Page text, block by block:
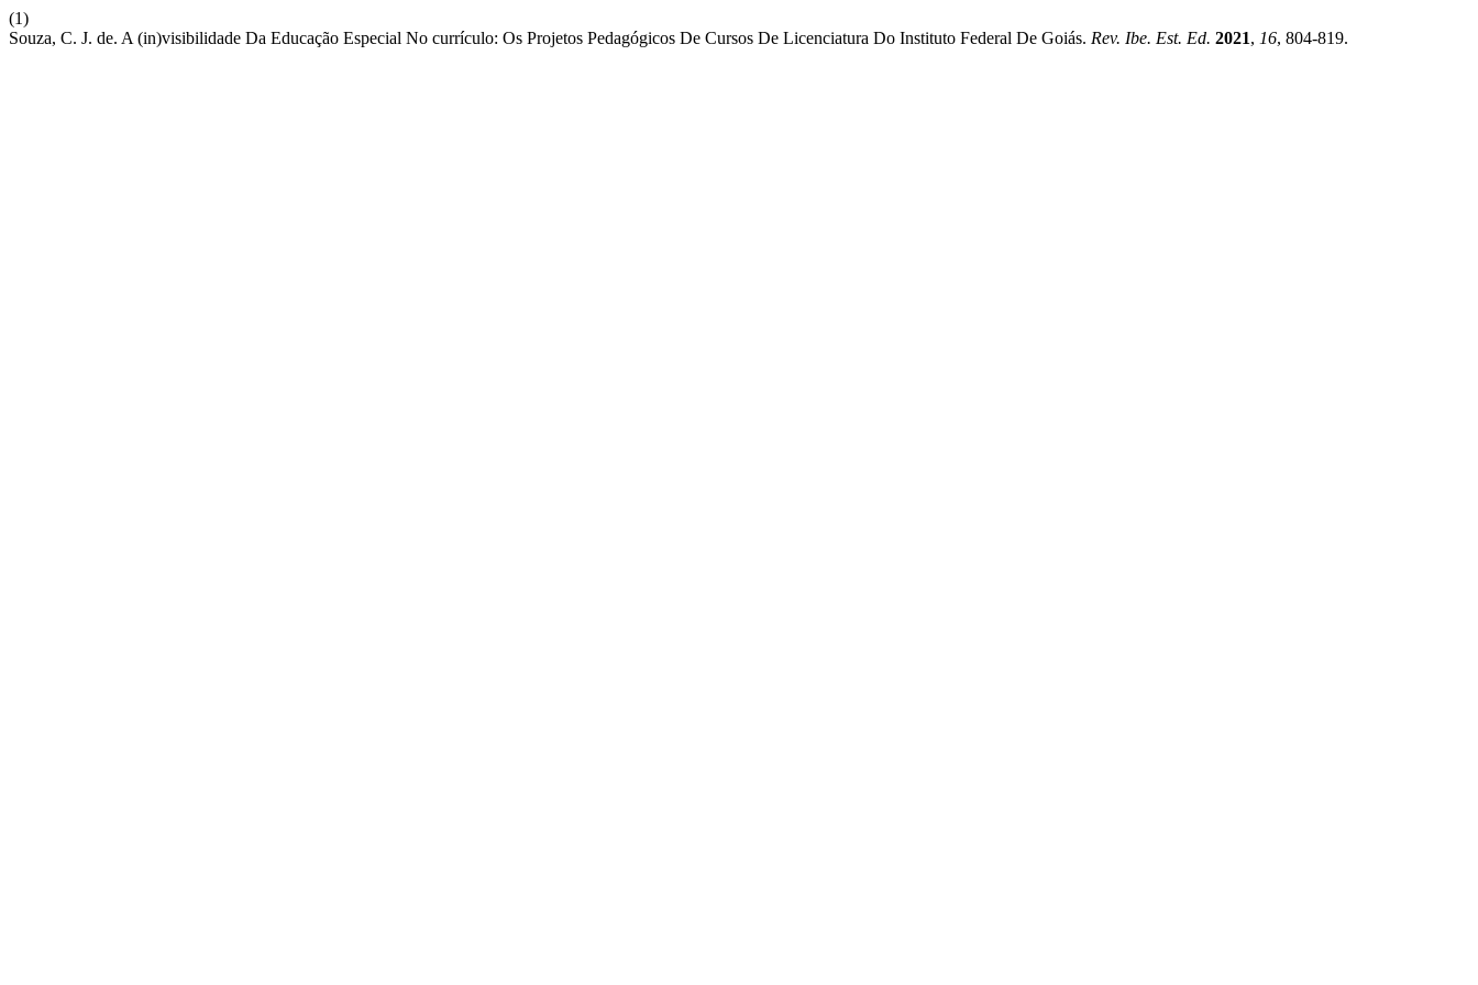
(1)
Souza, C. J. de. A (in)visibilidade Da Educação Especial No currículo: Os Projetos Pedagógicos De Cursos De Licenciatura Do Instituto Federal De Goiás. Rev. Ibe. Est. Ed. 2021, 16, 804-819.